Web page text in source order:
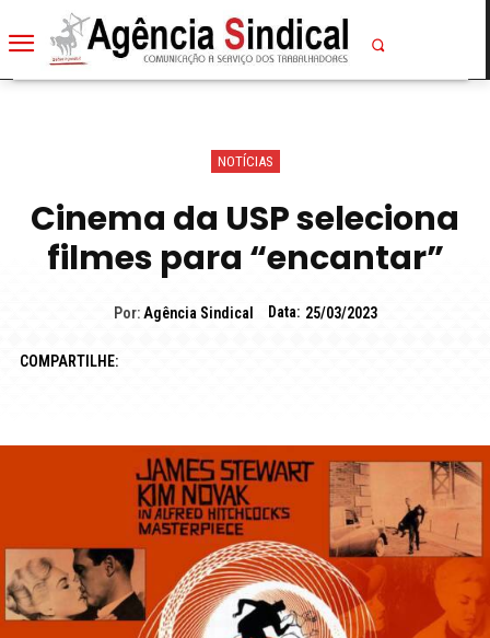
NOTÍCIAS
Cinema da USP seleciona
filmes para “encantar”
Por: Agência Sindical Data: 25/03/2023
COMPARTILHE: